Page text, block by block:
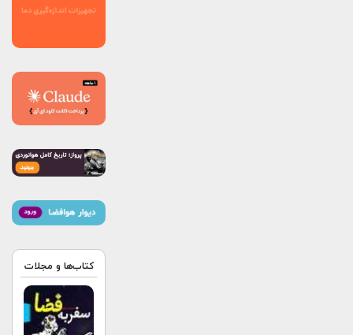
کتاب‌ها و مجلات